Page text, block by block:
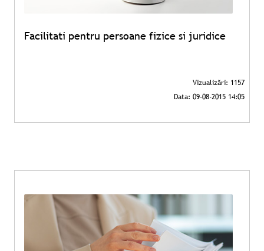
Facilitati pentru persoane fizice si juridice